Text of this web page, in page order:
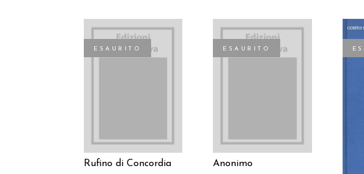
ESAURITO
Rufino di Concordia
ESAURITO
Anonimo